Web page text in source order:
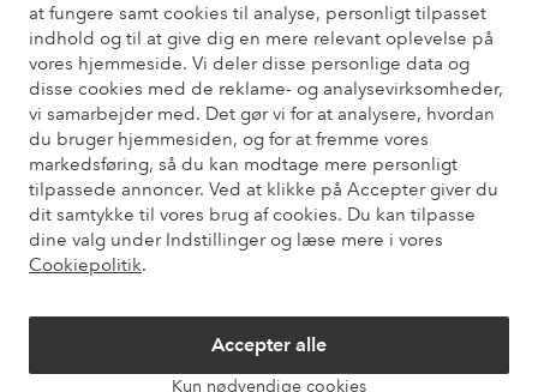
at fungere samt cookies til analyse, personligt tilpasset
indhold og til at give dig en mere relevant oplevelse på
vores hjemmeside. Vi deler disse personlige data og
disse cookies med de reklame- og analysevirksomheder,
vi samarbejder med. Det gør vi for at analysere, hvordan
du bruger hjemmesiden, og for at fremme vores
markedsføring, så du kan modtage mere personligt
tilpassede annoncer. Ved at klikke på Accepter giver du
dit samtykke til vores brug af cookies. Du kan tilpasse
dine valg under Indstillinger og læse mere i vores
Cookiepolitik.
Accepter alle
Kun nødvendige cookies
Har du brug for hjælp?
Du kan finde svar på de oftest stillede spørgsmål i vores FAQ.
Du kan også finde oplysninger om, hvordan du kontakter os.
Kundeservice Bestilling Betalingsmåde
Mine sider
Om Ellos